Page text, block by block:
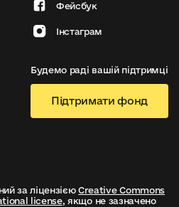
за ліцензієюCreative Commons
license, якщо не зазначено
Фейсбук
Інстаграм
Будемо раді вашій підтримці
Підтримати фонд